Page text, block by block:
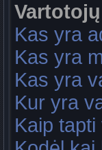
Kas yra
Kas yra
Kas yra
Kur yra
Kaip